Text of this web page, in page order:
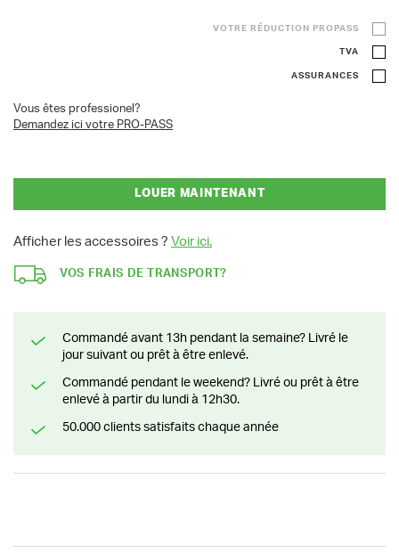
VOTRE RÉDUCTION PROPASS
TVA
ASSURANCES
Vous êtes professionel?
Demandez ici votre PRO-PASS
LOUER MAINTENANT
Afficher les accessoires ? Voir ici.
VOS FRAIS DE TRANSPORT?
Commandé avant 13h pendant la semaine? Livré le
jour suivant ou prêt à être enlevé.
Commandé pendant le weekend? Livré ou prêt à être
enlevé à partir du lundi à 12h30.
50.000 clients satisfaits chaque année